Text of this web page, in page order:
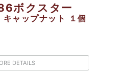
ボクスター
ャップナット １個
DETAILS